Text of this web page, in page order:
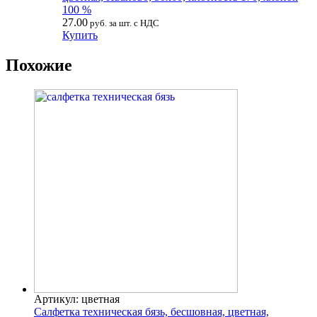
100 %
27.00 руб. за шт. с НДС
Купить
Похожие
Артикул: цветная
Салфетка техническая бязь, бесшовная, цветная,